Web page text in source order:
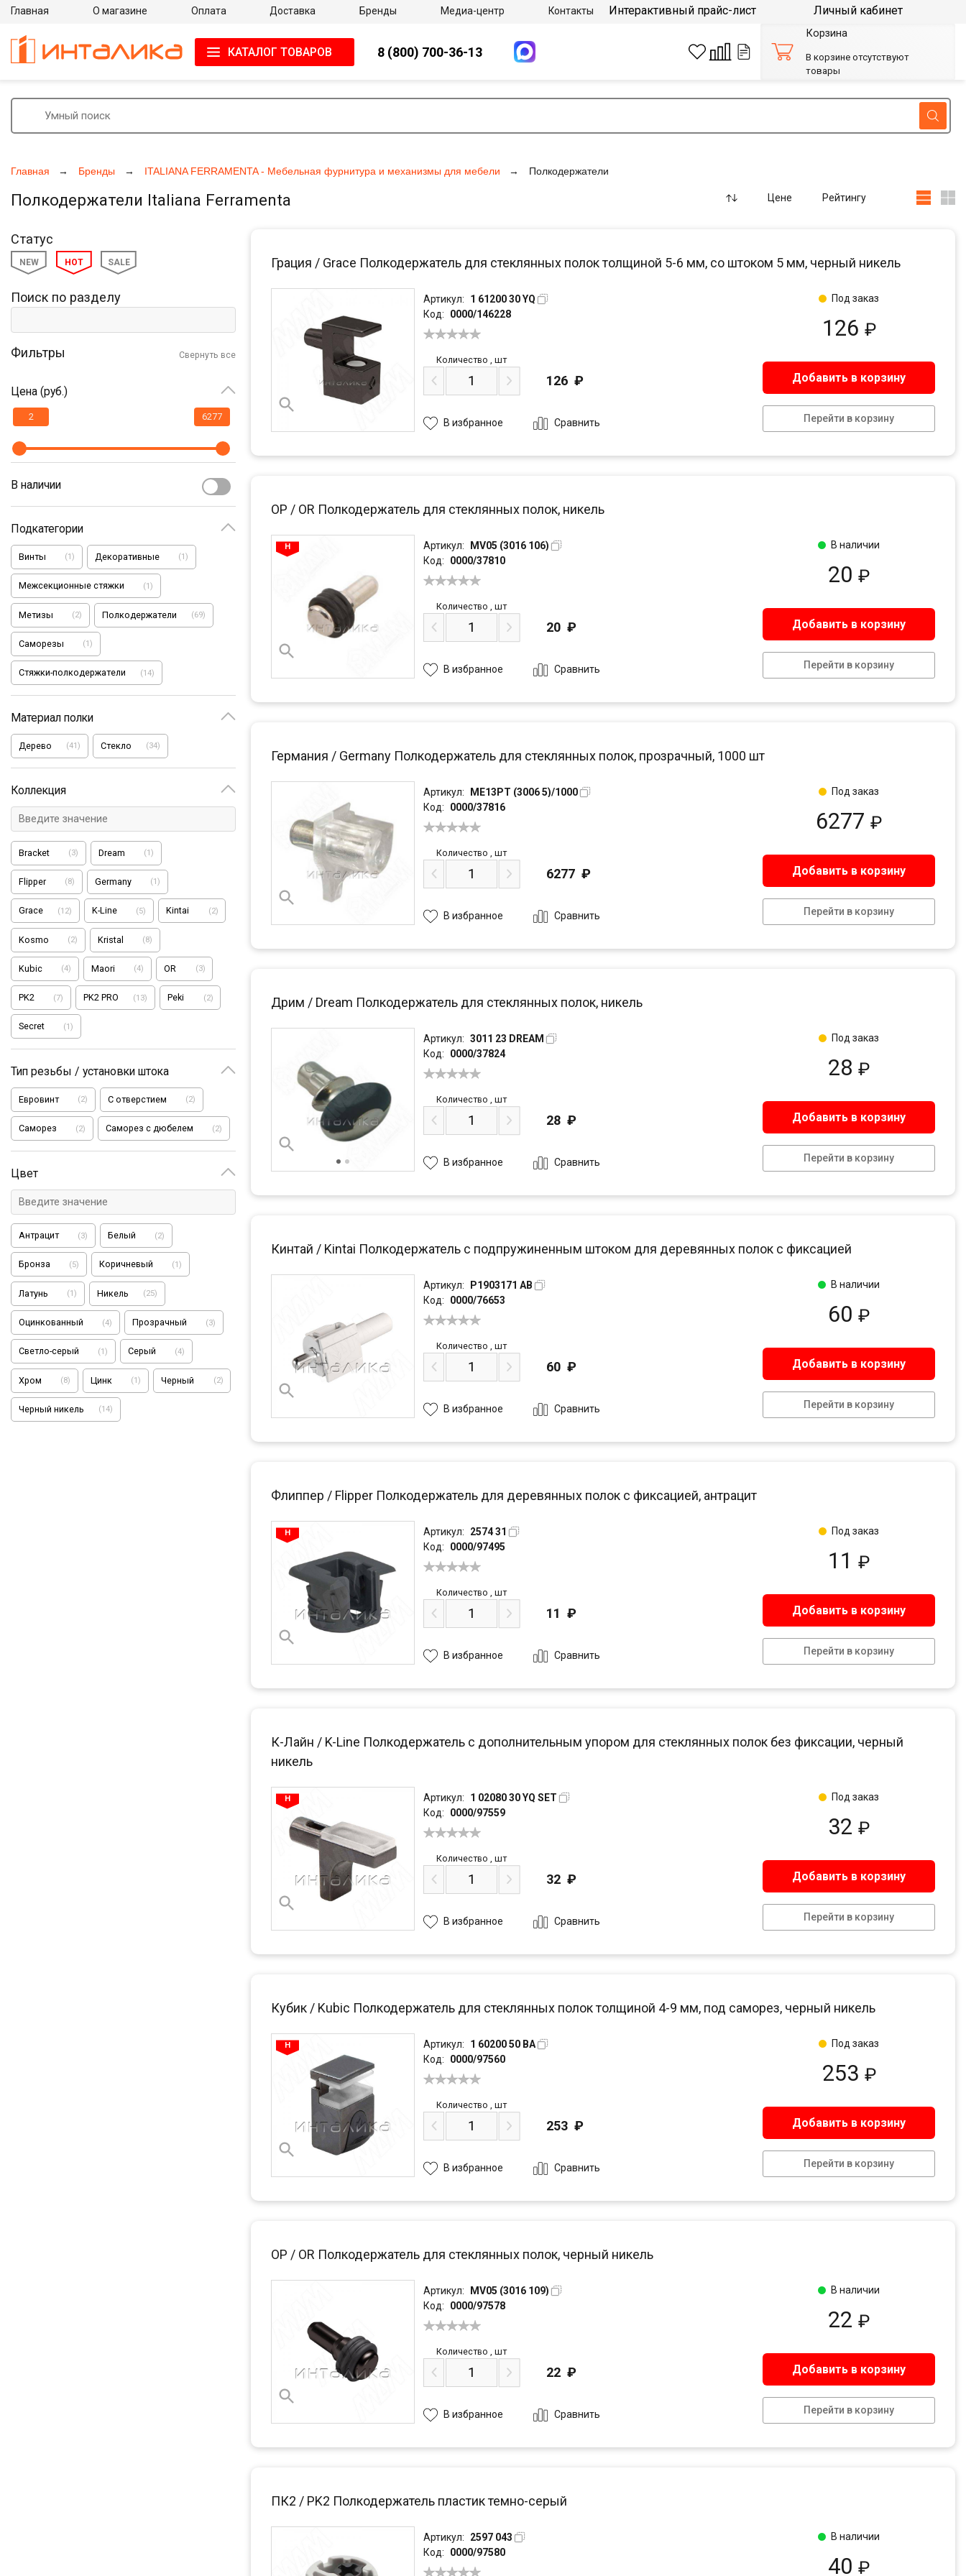
Главная Бренды ITALIANA FERRAMENTA - Мебельная фурнитура и механизмы для мебели Полкодержатели
Полкодержатели Italiana Ferramenta Цене Рейтингу
Статус
NEW HOT SALE
Поиск по разделу
Фильтры Свернуть все
Цена (руб.)
В наличии
Подкатегории
Винты (1) Декоративные (1)
Межсекционные стяжки (1)
Метизы (2) Полкодержатели (69)
Саморезы (1)
Стяжки-полкодержатели (14)
Материал полки
Дерево (41) Стекло (34)
Коллекция
Bracket (3) Dream (1)
Flipper (8) Germany (1)
Grace (12) K-Line (5) Kintai (2)
Kosmo (2) Kristal (8)
Kubic (4) Maori (4) OR (3)
PK2 (7) PK2 PRO (13) Peki (2)
Seсret (1)
Тип резьбы / установки штока
Евровинт (2) С отверстием (2)
Саморез (2) Саморез с дюбелем (2)
Цвет
Антрацит (3) Белый (2)
Бронза (5) Коричневый (1)
Латунь (1) Никель (25)
Оцинкованный (4) Прозрачный (3)
Светло-серый (1) Серый (4)
Хром (8) Цинк (1) Черный (2)
Черный никель (14)
Грация / Grace Полкодержатель для стеклянных полок толщиной 5-6 мм, со штоком 5 мм, черный никель
Артикул:
1 61200 30 YQ
Код:
0000/146228
126 ₽
Количество ,шт
126 ₽ Добавить в корзину
Перейти в корзину
В избранное Сравнить
Под заказ
ОР / OR Полкодержатель для стеклянных полок, никель
Артикул:
MV05 (3016 106)
Код:
0000/37810
20 ₽
Количество ,шт
20 ₽ Добавить в корзину
Перейти в корзину
В избранное Сравнить
В наличии
Германия / Germany Полкодержатель для стеклянных полок, прозрачный, 1000 шт
Артикул:
ME13PT (3006 5)/1000
Код:
0000/37816
6277 ₽
Количество ,шт
6277 ₽ Добавить в корзину
Перейти в корзину
В избранное Сравнить
Под заказ
Дрим / Dream Полкодержатель для стеклянных полок, никель
Артикул: 3011 23 DREAM
Код:
0000/37824
28 ₽
Количество ,шт
28 ₽ Добавить в корзину
Перейти в корзину
В избранное Сравнить
Под заказ
Кинтай / Kintai Полкодержатель с подпружиненным штоком для деревянных полок с фиксацией
Артикул:
P1903171 AB
Код:
0000/76653
60 ₽
Количество ,шт
60 ₽ Добавить в корзину
Перейти в корзину
В избранное Сравнить
В наличии
Флиппер / Flipper Полкодержатель для деревянных полок с фиксацией, антрацит
Артикул:
2574 31
Код:
0000/97495
11 ₽
Количество ,шт
11 ₽ Добавить в корзину
Перейти в корзину
В избранное Сравнить
Под заказ
К-Лайн / K-Line Полкодержатель с дополнительным упором для стеклянных полок без фиксации, черный
никель
Артикул:
1 02080 30 YQ SET
Код:
0000/97559
32 ₽
Количество ,шт
32 ₽ Добавить в корзину
Перейти в корзину
В избранное Сравнить
Под заказ
Кубик / Kubic Полкодержатель для стеклянных полок толщиной 4-9 мм, под саморез, черный никель
Артикул:
1 60200 50 BA
Код:
0000/97560
253 ₽
Количество ,шт
253 ₽ Добавить в корзину
Перейти в корзину
В избранное Сравнить
Под заказ
ОР / OR Полкодержатель для стеклянных полок, черный никель
Артикул:
MV05 (3016 109)
Код:
0000/97578
22 ₽
Количество ,шт
22 ₽ Добавить в корзину
Перейти в корзину
В избранное Сравнить
В наличии
ПК2 / PK2 Полкодержатель пластик темно-серый
Артикул:
2597 043
Код:
0000/97580
40 ₽
В наличии
Главная О магазине Оплата Доставка Бренды Медиа-центр Контакты Интерактивный прайс-лист Личный кабинет
КАТАЛОГ ТОВАРОВ 8 (800) 700-36-13
Корзина
В корзине отсутствуют
товары